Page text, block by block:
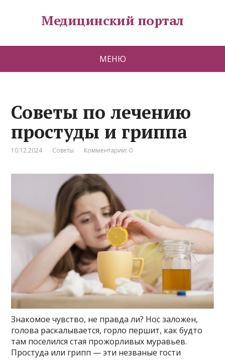
Медицинский портал
МЕНЮ
Советы по лечению
простуды и гриппа
10.12.2024 Советы Комментарии: 0
Знакомое чувство, не правда ли? Нос заложен,
голова раскалывается, горло першит, как будто
там поселился стая прожорливых муравьев.
Простуда или грипп — эти незваные гости